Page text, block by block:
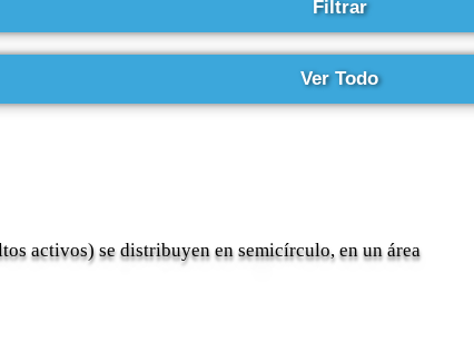
activos) se distribuyen en semicírculo, en un área